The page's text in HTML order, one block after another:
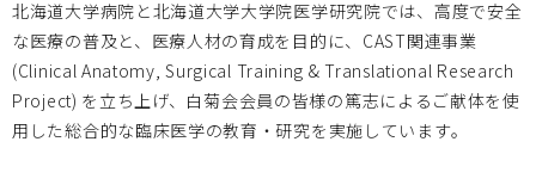
2025.09.11
2025年度次世代医療機器開発人材育成プログラム 医療機器
開発コース 受講生募集
北海道大学病院と北海道大学大学院医学研究院では、高度で安全
な医療の普及と、医療人材の育成を目的に、CAST関連事業
(Clinical Anatomy, Surgical Training & Translational Research
Project) を立ち上げ、白菊会会員の皆様の篤志によるご献体を使
用した総合的な臨床医学の教育・研究を実施しています。